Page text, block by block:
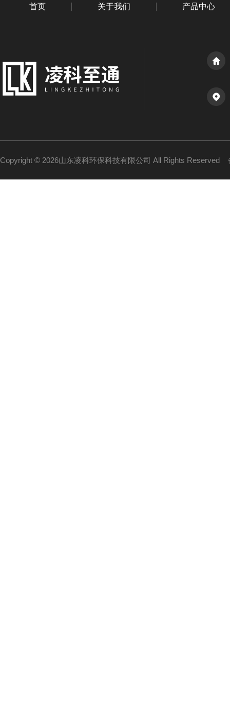
首页 关于我们 产品中心
Copyright © 2026山东凌科环保科技有限公司 All Rights Reserved